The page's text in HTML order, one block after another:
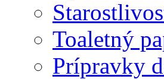
Toaletný
Prípravky